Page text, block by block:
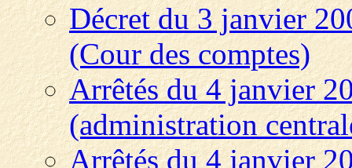
Décret du 3 janvier
(Cour des comptes)
Arrêtés du 4 janvier
(administration
Arrêtés du 4 janvier